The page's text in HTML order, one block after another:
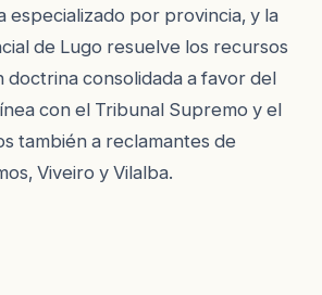
especializado por provincia, y la
de Lugo resuelve los recursos
doctrina consolidada a favor del
con el Tribunal Supremo y el
también a reclamantes de
Viveiro y Vilalba.